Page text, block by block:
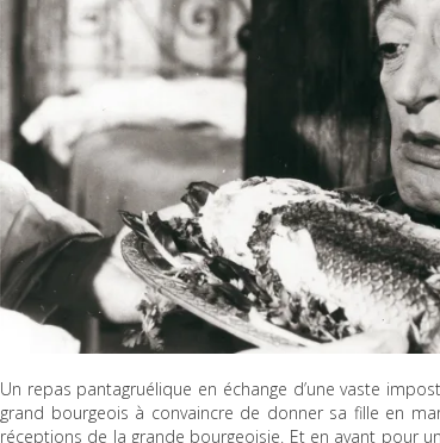
Un repas pantagruélique en échange d’une vaste
grand bourgeois à convaincre de donner sa fille en
réceptions de la grande bourgeoisie. Et en avant pour